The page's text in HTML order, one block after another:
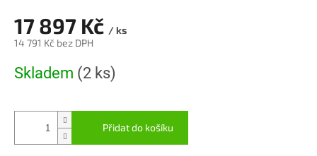
17 897 Kč / ks
14 791 Kč bez DPH
cena:
Skladem (2 ks)
Přidat do košíku